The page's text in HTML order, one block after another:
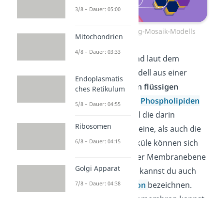
Prinzip des Flüssig-Mosaik-Modells
sind laut dem
Flüssig-Mosaik-Modell aus einer
zweidimensionalen flüssigen
Doppelschicht
Phospholipiden
aufgebaut. Sowohl die darin
eingelagerten Proteine, als auch die
Phospholipidmoleküle können sich
jeweils seitlich in der Membranebene
frei bewegen. Dies kannst du auch
als lateraleDiffusion bezeichnen.
3/8 – Dauer: 05:00
Mitochondrien
4/8 – Dauer: 03:33
Endoplasmatis
ches Retikulum
5/8 – Dauer: 04:55
Ribosomen
6/8 – Dauer: 04:15
Golgi Apparat
7/8 – Dauer: 04:38